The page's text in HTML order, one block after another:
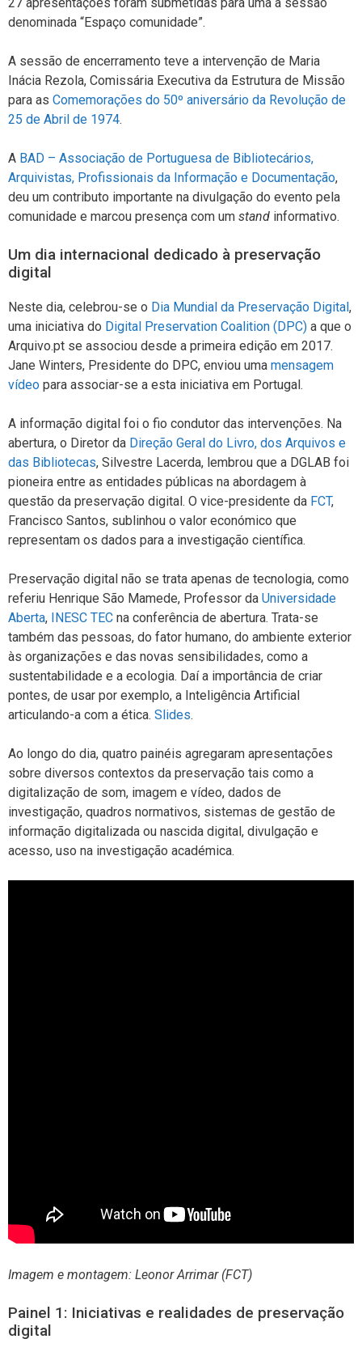
denominada “Espaço comunidade”.
A sessão de encerramento teve a intervenção de Maria
Inácia Rezola, Comissária Executiva da Estrutura de Missão
para as Comemorações do 50º aniversário da Revolução de
25 de Abril de 1974.
A BAD – Associação de Portuguesa de Bibliotecários,
Arquivistas, Profissionais da Informação e Documentação,
deu um contributo importante na divulgação do evento pela
comunidade e marcou presença com um stand informativo.
Um dia internacional dedicado à preservação
digital
Neste dia, celebrou-se o Dia Mundial da Preservação Digital,
uma iniciativa do Digital Preservation Coalition (DPC) a que o
Arquivo.pt se associou desde a primeira edição em 2017.
Jane Winters, Presidente do DPC, enviou uma mensagem
vídeo para associar-se a esta iniciativa em Portugal.
A informação digital foi o fio condutor das intervenções. Na
abertura, o Diretor da Direção Geral do Livro, dos Arquivos e
das Bibliotecas, Silvestre Lacerda, lembrou que a DGLAB foi
pioneira entre as entidades públicas na abordagem à
questão da preservação digital. O vice-presidente da FCT,
Francisco Santos, sublinhou o valor económico que
representam os dados para a investigação científica.
Preservação digital não se trata apenas de tecnologia, como
referiu Henrique São Mamede, Professor da Universidade
Aberta, INESC TEC na conferência de abertura. Trata-se
também das pessoas, do fator humano, do ambiente exterior
às organizações e das novas sensibilidades, como a
sustentabilidade e a ecologia. Daí a importância de criar
pontes, de usar por exemplo, a Inteligência Artificial
articulando-a com a ética. Slides.
Ao longo do dia, quatro painéis agregaram apresentações
sobre diversos contextos da preservação tais como a
digitalização de som, imagem e vídeo, dados de
investigação, quadros normativos, sistemas de gestão de
informação digitalizada ou nascida digital, divulgação e
acesso, uso na investigação académica.
Imagem e montagem: Leonor Arrimar (FCT)
Painel 1: Iniciativas e realidades de preservação
digital